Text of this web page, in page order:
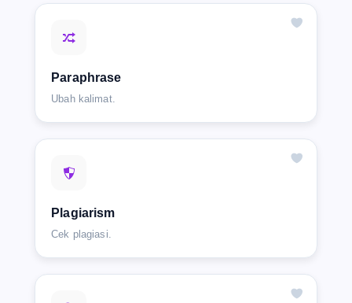
Paraphrase
Ubah kalimat.
Plagiarism
Cek plagiasi.